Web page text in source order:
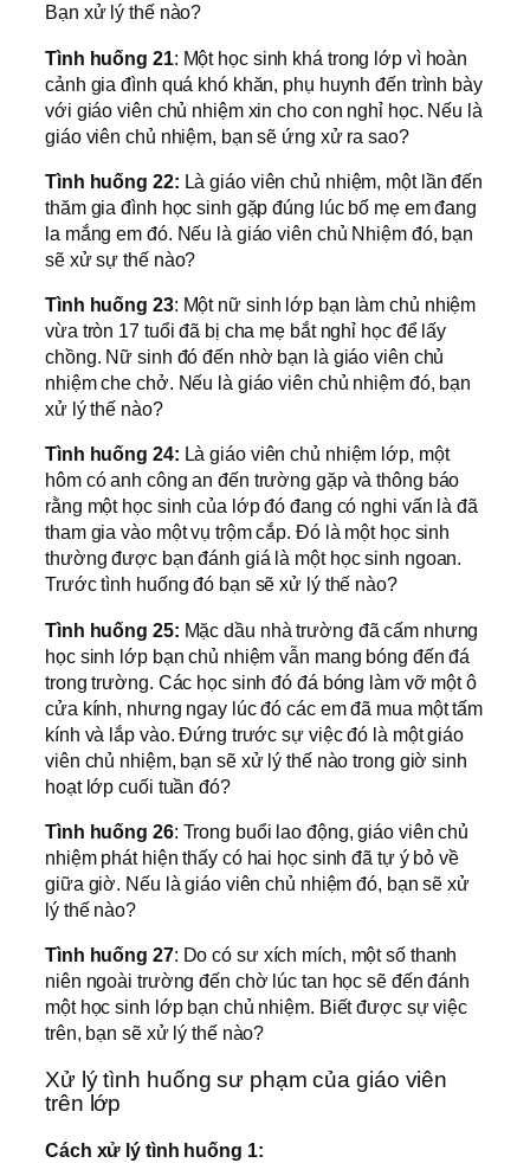
Bạn xử lý thế nào?
Tình huống 21: Một học sinh khá trong lớp vì hoàn
cảnh gia đình quá khó khăn, phụ huynh đến trình bày
với giáo viên chủ nhiệm xin cho con nghỉ học. Nếu là
giáo viên chủ nhiệm, bạn sẽ ứng xử ra sao?
Tình huống 22: Là giáo viên chủ nhiệm, một lần đến
thăm gia đình học sinh gặp đúng lúc bố mẹ em đang
la mắng em đó. Nếu là giáo viên chủ Nhiệm đó, bạn
sẽ xử sự thế nào?
Tình huống 23: Một nữ sinh lớp bạn làm chủ nhiệm
vừa tròn 17 tuổi đã bị cha mẹ bắt nghỉ học để lấy
chồng. Nữ sinh đó đến nhờ bạn là giáo viên chủ
nhiệm che chở. Nếu là giáo viên chủ nhiệm đó, bạn
xử lý thế nào?
Tình huống 24: Là giáo viên chủ nhiệm lớp, một
hôm có anh công an đến trường gặp và thông báo
rằng một học sinh của lớp đó đang có nghi vấn là đã
tham gia vào một vụ trộm cắp. Đó là một học sinh
thường được bạn đánh giá là một học sinh ngoan.
Trước tình huống đó bạn sẽ xử lý thế nào?
Tình huống 25: Mặc dầu nhà trường đã cấm nhưng
học sinh lớp bạn chủ nhiệm vẫn mang bóng đến đá
trong trường. Các học sinh đó đá bóng làm vỡ một ô
cửa kính, nhưng ngay lúc đó các em đã mua một tấm
kính và lắp vào. Đứng trước sự việc đó là một giáo
viên chủ nhiệm, bạn sẽ xử lý thế nào trong giờ sinh
hoạt lớp cuối tuần đó?
Tình huống 26: Trong buổi lao động, giáo viên chủ
nhiệm phát hiện thấy có hai học sinh đã tự ý bỏ về
giữa giờ. Nếu là giáo viên chủ nhiệm đó, bạn sẽ xử
lý thế nào?
Tình huống 27: Do có sư xích mích, một số thanh
niên ngoài trường đến chờ lúc tan học sẽ đến đánh
một học sinh lớp bạn chủ nhiệm. Biết được sự việc
trên, bạn sẽ xử lý thế nào?
Xử lý tình huống sư phạm của giáo viên
trên lớp
Cách xử lý tình huống 1: